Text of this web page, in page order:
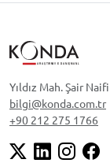
Yıldız Mah. Şair
bilgi@konda.com.tr
+90 212 275 1766